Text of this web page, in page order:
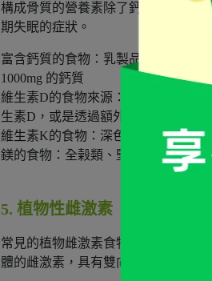
構成骨質的營養素除了鈣質，還包括
期失眠的症狀。
富含鈣質的食物：乳製品、板豆腐、
1000mg 的鈣質
維生素D的食物來源：鯖魚、鮭魚、
生素D，或是透過額外的營養補充，
維生素K的食物：深色蔬果、動物性
鎂的食物：全榖類、堅果、深色蔬菜
5. 植物性雌激素
常見的植物雌激素食物來源包括：黃
體的雌激素，具有雙向調節的功能